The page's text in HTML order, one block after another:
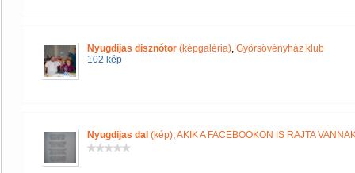
Nyugdijas disznótor (képgaléria), Győrsövényház klub
102 kép
Nyugdijas dal (kép),AKIK A FACEBOOKON IS RAJTA